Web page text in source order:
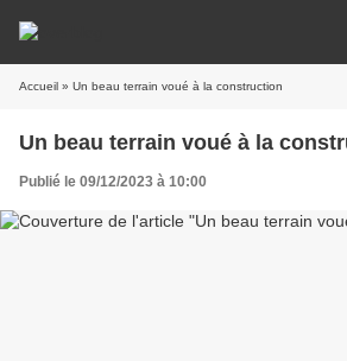
Accueil » Un beau terrain voué à la construction
Un beau terrain voué à la
Publié le 09/12/2023 à 10:00